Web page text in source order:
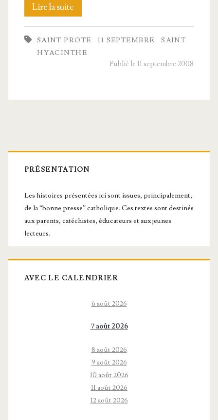
Lire la suiteLes
saints
Prote
SAINT PROTE 11 SEPTEMBRE
SAINT
HYACINTHE
Publié le 11 septembre 2008
Barre
latérale
principale
PRÉSENTATION
Les histoires présentées ici sont issues, principalement,
de la “bonne presse” catholique. Ces textes sont destinés
aux parents, catéchistes, éducateurs et aux jeunes
lecteurs.
AVEC LE CALENDRIER
6 août 2026
7 août 2026
8 août 2026
9 août 2026
10 août 2026
11 août 2026
12 août 2026